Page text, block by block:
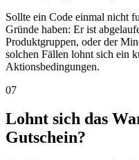
Sollte ein Code einmal nicht
Gründe haben: Er ist
Produktgruppen, oder der
solchen Fällen lohnt sich ein
Aktionsbedingungen.
07
Lohnt sich das
Gutschein?